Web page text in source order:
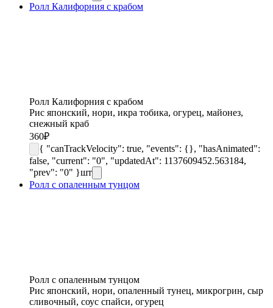
Ролл Калифорния с крабом
Ролл Калифорния с крабом
Рис японский, нори, икра тобика, огурец, майонез,
снежный краб
360₽
{ "canTrackVelocity": true, "events": {}, "hasAnimated":
false, "current": "0", "updatedAt": 1137609452.563184,
"prev": "0" }шт
Ролл с опаленным тунцом
Ролл с опаленным тунцом
Рис японский, нори, опаленный тунец, микрогрин, сыр
сливочный, соус спайси, огурец